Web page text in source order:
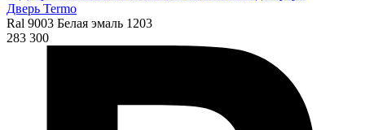
Дверь Termo
Ral 9003 Белая эмаль 1203
283 300